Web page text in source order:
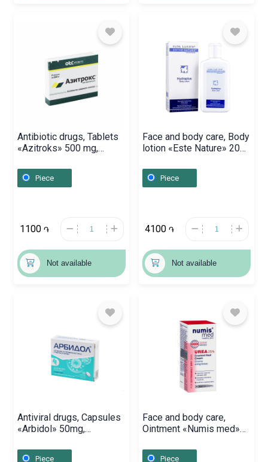
Antibiotic drugs, Tablets
«Azitroks» 500 mg,
Piece
1100 ֏
Not available
Face and body care, Body
lotion «Este Nature» 200
Piece
4100 ֏
Not available
Antiviral drugs, Capsules
«Arbidol» 50mg,
Piece
Face and body care,
Ointment «Numis med»
Piece